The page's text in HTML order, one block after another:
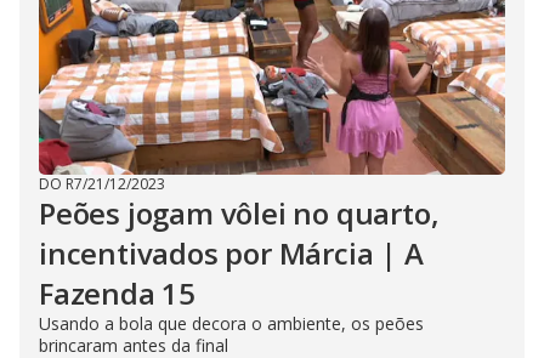
DO R7/21/12/2023
Peões jogam vôlei no quarto,
incentivados por Márcia | A
Fazenda 15
Usando a bola que decora o ambiente, os peões
brincaram antes da final